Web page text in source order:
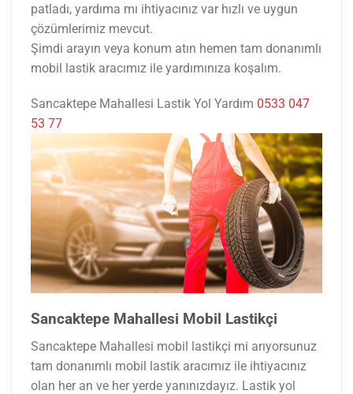
patladı, yardıma mı ihtiyacınız var hızlı ve uygun
çözümlerimiz mevcut.
Şimdi arayın veya konum atın hemen tam donanımlı
mobil lastik aracımız ile yardımınıza koşalım.
Sancaktepe Mahallesi Lastik Yol Yardım 0533 047
53 77
Sancaktepe Mahallesi Mobil Lastikçi
Sancaktepe Mahallesi mobil lastikçi mi arıyorsunuz
tam donanımlı mobil lastik aracımız ile ihtiyacınız
olan her an ve her yerde yanınızdayız. Lastik yol